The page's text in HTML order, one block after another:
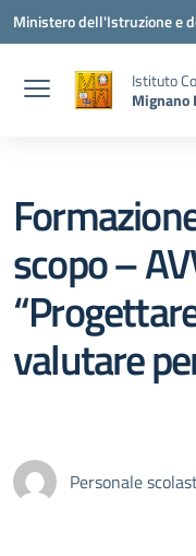
Vai ai contenuti
Vai al menu di navigazione
Vai al footer
Ministero dell'Istruzione e
Istituto
Mignano
scopo –
valutare
Personale